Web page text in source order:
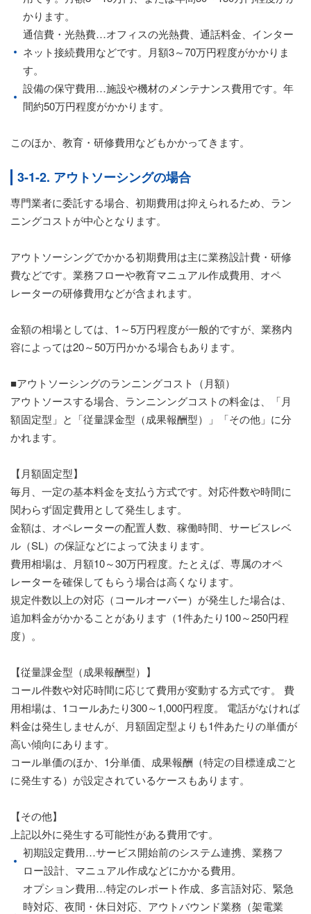
かります。
通信費・光熱費…オフィスの光熱費、通話料金、インター
ネット接続費用などです。月額3～70万円程度がかかりま
す。
設備の保守費用…施設や機材のメンテナンス費用です。年
間約50万円程度がかかります。
このほか、教育・研修費用などもかかってきます。
3-1-2. アウトソーシングの場合
専門業者に委託する場合、初期費用は抑えられるため、ラン
ニングコストが中心となります。
アウトソーシングでかかる初期費用は主に業務設計費・研修
費などです。業務フローや教育マニュアル作成費用、オペ
レーターの研修費用などが含まれます。
金額の相場としては、1～5万円程度が一般的ですが、業務内
容によっては20～50万円かかる場合もあります。
■アウトソーシングのランニングコスト（月額）
アウトソースする場合、ランニンングコストの料金は、「月
額固定型」と「従量課金型（成果報酬型）」「その他」に分
かれます。
【月額固定型】
毎月、一定の基本料金を支払う方式です。対応件数や時間に
関わらず固定費用として発生します。
金額は、オペレーターの配置人数、稼働時間、サービスレベ
ル（SL）の保証などによって決まります。
費用相場は、月額10～30万円程度。たとえば、専属のオペ
レーターを確保してもらう場合は高くなります。
規定件数以上の対応（コールオーバー）が発生した場合は、
追加料金がかかることがあります（1件あたり100～250円程
度）。
【従量課金型（成果報酬型）】
コール件数や対応時間に応じて費用が変動する方式です。 費
用相場は、1コールあたり300～1,000円程度。 電話がなければ
料金は発生しませんが、月額固定型よりも1件あたりの単価が
高い傾向にあります。
コール単価のほか、1分単価、成果報酬（特定の目標達成ごと
に発生する）が設定されているケースもあります。
【その他】
上記以外に発生する可能性がある費用です。
初期設定費用…サービス開始前のシステム連携、業務フ
ロー設計、マニュアル作成などにかかる費用。
オプション費用…特定のレポート作成、多言語対応、緊急
時対応、夜間・休日対応、アウトバウンド業務（架電業